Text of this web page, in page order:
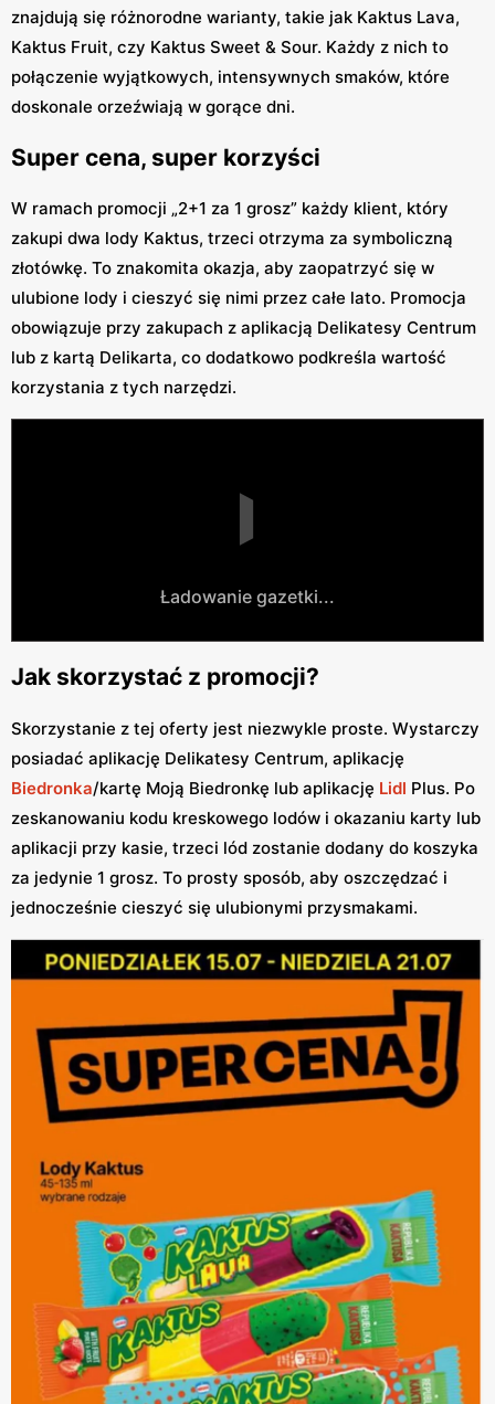
znajdują się różnorodne warianty, takie jak Kaktus Lava,
Kaktus Fruit, czy Kaktus Sweet & Sour. Każdy z nich to
połączenie wyjątkowych, intensywnych smaków, które
doskonale orzeźwiają w gorące dni.
Super cena, super korzyści
W ramach promocji „2+1 za 1 grosz” każdy klient, który
zakupi dwa lody Kaktus, trzeci otrzyma za symboliczną
złotówkę. To znakomita okazja, aby zaopatrzyć się w
ulubione lody i cieszyć się nimi przez całe lato. Promocja
obowiązuje przy zakupach z aplikacją Delikatesy Centrum
lub z kartą Delikarta, co dodatkowo podkreśla wartość
korzystania z tych narzędzi.
Ładowanie gazetki...
Jak skorzystać z promocji?
Skorzystanie z tej oferty jest niezwykle proste. Wystarczy
posiadać aplikację Delikatesy Centrum, aplikację
Biedronka/kartę Moją Biedronkę lub aplikację Lidl Plus. Po
zeskanowaniu kodu kreskowego lodów i okazaniu karty lub
aplikacji przy kasie, trzeci lód zostanie dodany do koszyka
za jedynie 1 grosz. To prosty sposób, aby oszczędzać i
jednocześnie cieszyć się ulubionymi przysmakami.